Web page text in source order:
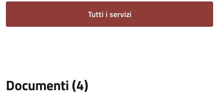
Tutti i servizi
Documenti (4)